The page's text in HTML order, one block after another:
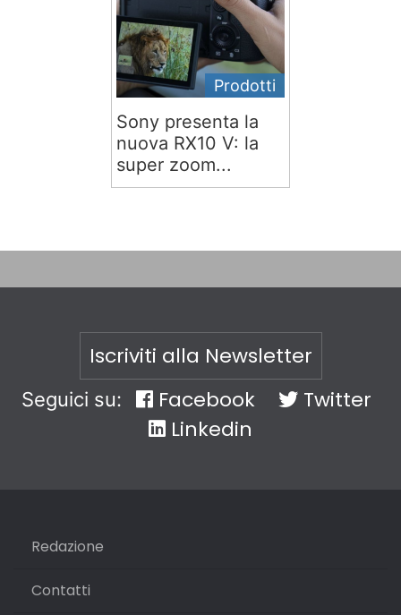
Prodotti
Sony presenta la
nuova RX10 V: la
super zoom...
Iscriviti alla Newsletter
Seguici su: Facebook
Twitter
Linkedin
Redazione
Contatti